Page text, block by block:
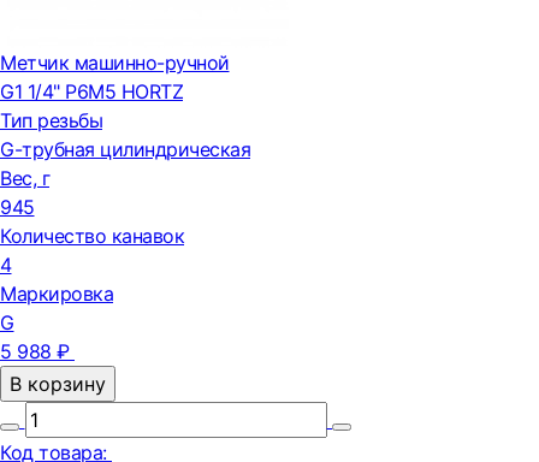
Метчик машинно-ручной
G1 1/4" Р6М5 HORTZ
Тип резьбы
G-трубная цилиндрическая
Вес, г
945
Количество канавок
4
Маркировка
G
5 988 ₽
В корзину
Код товара: